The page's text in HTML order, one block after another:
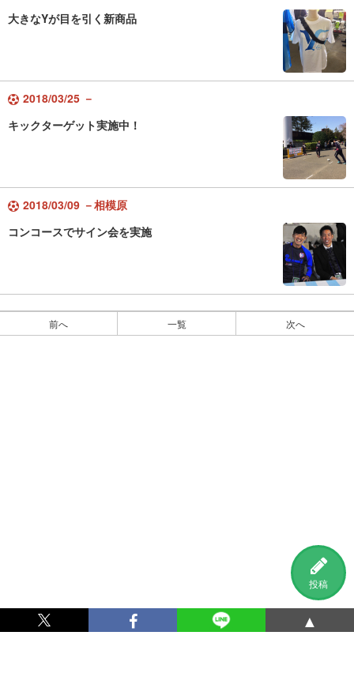
投稿
大きなYが目を引く新商品
2018/03/25 －
キックターゲット実施中！
2018/03/09 －相模原
コンコースでサイン会を実施
前へ 一覧 次へ
▲